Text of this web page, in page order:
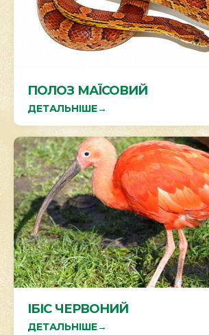
ПОЛОЗ МАЇСОВИЙ
ДЕТАЛЬНІШЕ→
ІБІС ЧЕРВОНИЙ
ДЕТАЛЬНІШЕ→